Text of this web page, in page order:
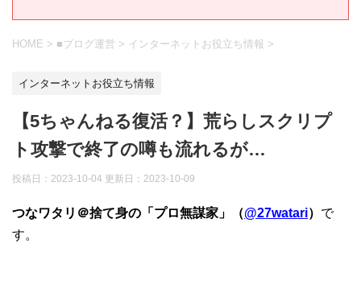
HOME > ■ブログ運営 > インターネットお役立ち情報 >
インターネットお役立ち情報
【5ちゃんねる復活？】荒らしスクリプ
ト攻撃で終了の噂も流れるが…
投稿日：2023-10-04 更新日： 2023-10-09
つなワタリ＠捨て身の「プロ無謀家」（@27watari） で
す。